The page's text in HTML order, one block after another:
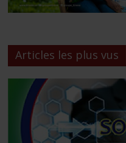
Articles les plus vus